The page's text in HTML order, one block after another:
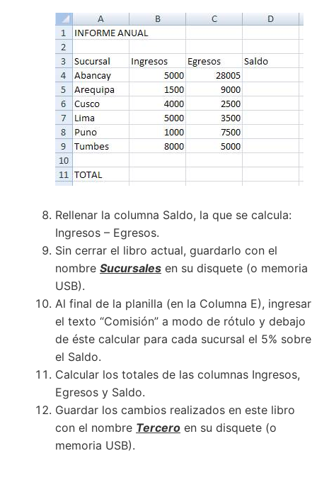
Rellenar la columna Saldo, la que se calcula:
Ingresos – Egresos.
Sin cerrar el libro actual, guardarlo con el
nombre Sucursales en su disquete (o memoria
USB).
Al final de la planilla (en la Columna E), ingresar
el texto “Comisión” a modo de rótulo y debajo
de éste calcular para cada sucursal el 5% sobre
el Saldo.
Calcular los totales de las columnas Ingresos,
Egresos y Saldo.
Guardar los cambios realizados en este libro
con el nombre Tercero en su disquete (o
memoria USB).